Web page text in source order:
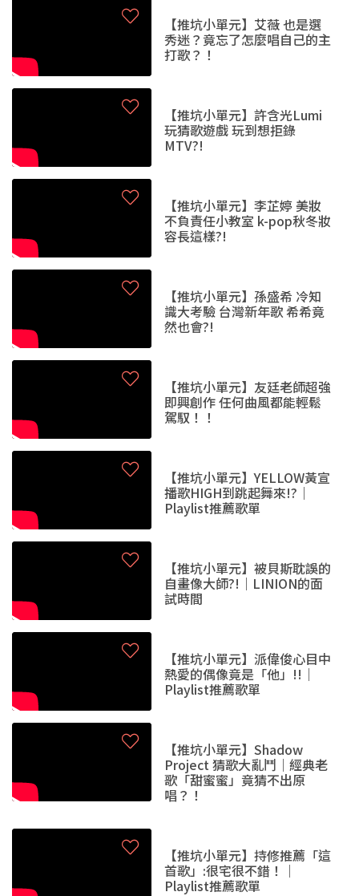
【推坑小單元】艾薇 也是選
秀迷？竟忘了怎麼唱自己的主
打歌？！
【推坑小單元】許含光Lumi
玩猜歌遊戲 玩到想拒錄
MTV?!
【推坑小單元】李芷婷 美妝
不負責任小教室 k-pop秋冬妝
容長這樣?!
【推坑小單元】孫盛希 冷知
識大考驗 台灣新年歌 希希竟
然也會?!
【推坑小單元】友廷老師超強
即興創作 任何曲風都能輕鬆
駕馭！！
【推坑小單元】YELLOW黃宣
播歌HIGH到跳起舞來!?｜
Playlist推薦歌單
【推坑小單元】被貝斯耽誤的
自畫像大師?!｜LINION的面
試時間
【推坑小單元】派偉俊心目中
熱愛的偶像竟是「他」!!｜
Playlist推薦歌單
【推坑小單元】Shadow
Project 猜歌大亂鬥｜經典老
歌「甜蜜蜜」竟猜不出原
唱？！
【推坑小單元】持修推薦「這
首歌」:很宅很不錯！｜
Playlist推薦歌單